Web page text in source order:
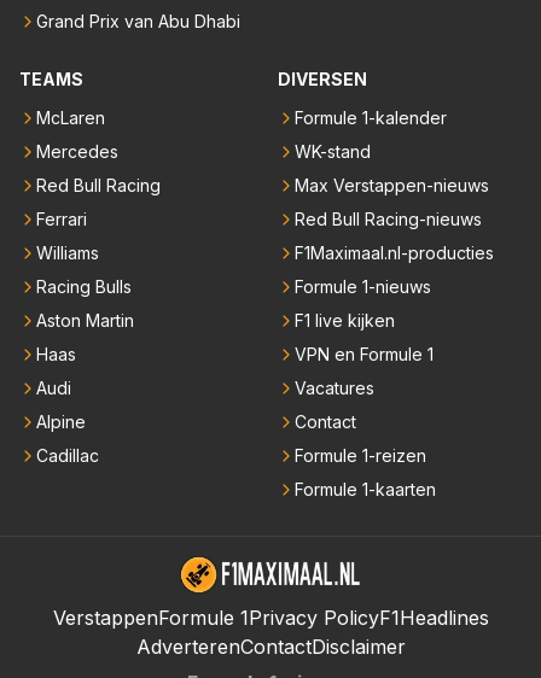
Grand Prix van Abu Dhabi
TEAMS
McLaren
Mercedes
Red Bull Racing
Ferrari
Williams
Racing Bulls
Aston Martin
Haas
Audi
Alpine
Cadillac
DIVERSEN
Formule 1-kalender
WK-stand
Max Verstappen-nieuws
Red Bull Racing-nieuws
F1Maximaal.nl-producties
Formule 1-nieuws
F1 live kijken
VPN en Formule 1
Vacatures
Contact
Formule 1-reizen
Formule 1-kaarten
VerstappenFormule 1Privacy PolicyF1Headlines
AdverterenContactDisclaimer